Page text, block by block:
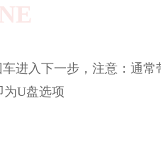
进入下一步，注意：通常
为U盘选项